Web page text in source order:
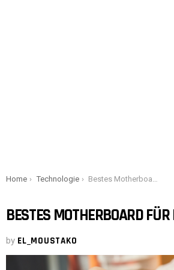
You are here:
Home Technologie Bestes Motherboard für Ryzen 9 5950X
BESTES MOTHERBOARD
by EL_MOUSTAKO